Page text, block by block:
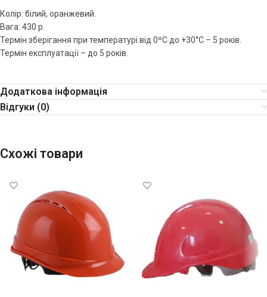
Колір: білий, оранжевий.
Вага: 430 р.
Термін зберігання при температурі від 0ºC до +30°C – 5 років.
Термін експлуатації – до 5 років.
Додаткова інформація
Відгуки (0)
Схожі товари